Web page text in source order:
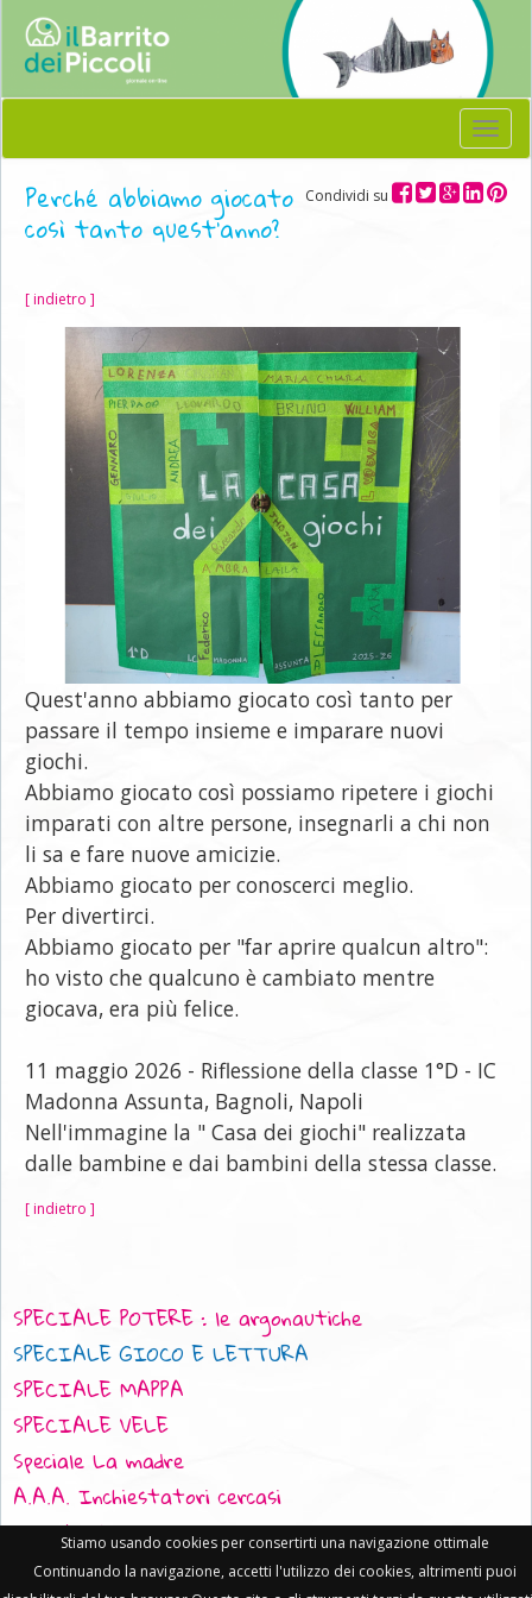
Stiamo usando cookies per consertirti una navigazione ottimale
Continuando la navigazione, accetti l'utilizzo dei cookies, altrimenti puoi
Menu
Condividi su
Perché abbiamo giocato
così tanto quest'anno?
[ indietro ]
Quest'anno abbiamo giocato così tanto per
passare il tempo insieme e imparare nuovi
giochi.
Abbiamo giocato così possiamo ripetere i giochi
imparati con altre persone, insegnarli a chi non
li sa e fare nuove amicizie.
Abbiamo giocato per conoscerci meglio.
Per divertirci.
Abbiamo giocato per "far aprire qualcun altro":
ho visto che qualcuno è cambiato mentre
giocava, era più felice.
11 maggio 2026 - Riflessione della classe 1°D - IC
Madonna Assunta, Bagnoli, Napoli
Nell'immagine la " Casa dei giochi" realizzata
dalle bambine e dai bambini della stessa classe.
[ indietro ]
SPECIALE POTERE : le argonautiche
SPECIALE GIOCO E LETTURA
SPECIALE MAPPA
SPECIALE VELE
Speciale La madre
A.A.A. Inchiestatori cercasi
L'uscita dalla Caverna
Di necessità virtù